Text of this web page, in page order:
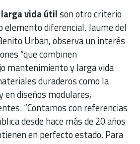
vida útilson otro criterio
elemento diferencial. Jaume del
Urban, observa un interés
“que combinen
mantenimiento y larga vida
duraderos como la
en diseños modulares,
“Contamos con referencias
desde hace más de 20 años
en perfecto estado. Para